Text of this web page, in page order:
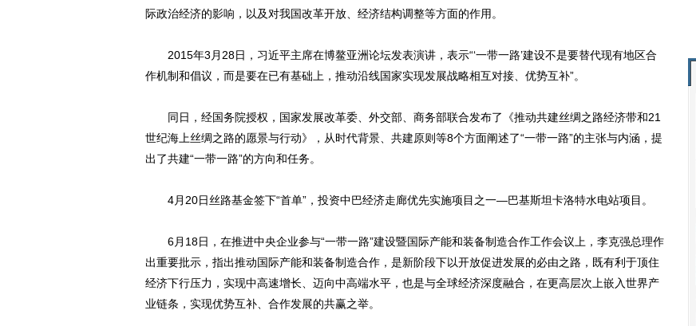
际政治经济的影响，以及对我国改革开放、经济结构调整等方面的作用。
2015年3月28日，习近平主席在博鳌亚洲论坛发表演讲，表示“‘一带一路’建设不是要替代现有地区合
作机制和倡议，而是要在已有基础上，推动沿线国家实现发展战略相互对接、优势互补”。
同日，经国务院授权，国家发展改革委、外交部、商务部联合发布了《推动共建丝绸之路经济带和21
世纪海上丝绸之路的愿景与行动》，从时代背景、共建原则等8个方面阐述了“一带一路”的主张与内涵，提
出了共建“一带一路”的方向和任务。
4月20日丝路基金签下“首单”，投资中巴经济走廊优先实施项目之一—巴基斯坦卡洛特水电站项目。
6月18日，在推进中央企业参与“一带一路”建设暨国际产能和装备制造合作工作会议上，李克强总理作
出重要批示，指出推动国际产能和装备制造合作，是新阶段下以开放促进发展的必由之路，既有利于顶住
经济下行压力，实现中高速增长、迈向中高端水平，也是与全球经济深度融合，在更高层次上嵌入世界产
业链条，实现优势互补、合作发展的共赢之举。
动物系恋人啊 | 钟欣潼体验爱情哲学 南方有乔木 | “科创CP”渐入佳境